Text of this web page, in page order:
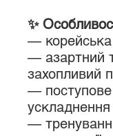
✨
— корейська
— азартний
захопливий
— поступове
ускладнення
—